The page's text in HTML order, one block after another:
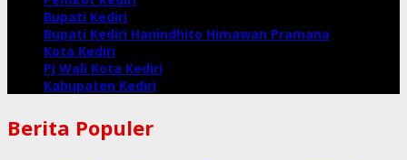
Bupati Kediri
Bupati Kediri Hanindhito Himawan Pramana
Kota Kediri
Pj Wali Kota Kediri
Kabupaten Kediri
Berita Populer